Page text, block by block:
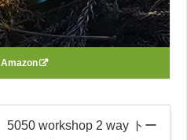
Amazon
5050 workshop 2 way トー